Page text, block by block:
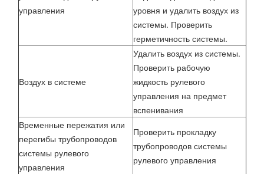
управления
уровня и удалить воздух из
системы. Проверить
герметичность системы.
Воздух в системе
Удалить воздух из системы.
Проверить рабочую
жидкость рулевого
управления на предмет
вспенивания
Временные пережатия или
перегибы трубопроводов
системы рулевого
управления
Проверить прокладку
трубопроводов системы
рулевого управления